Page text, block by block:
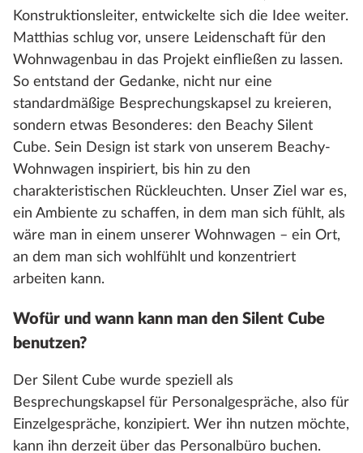
Konstruktionsleiter, entwickelte sich die Idee weiter.
Matthias schlug vor, unsere Leidenschaft für den
Wohnwagenbau in das Projekt einfließen zu lassen.
So entstand der Gedanke, nicht nur eine
standardmäßige Besprechungskapsel zu kreieren,
sondern etwas Besonderes: den Beachy Silent
Cube. Sein Design ist stark von unserem Beachy-
Wohnwagen inspiriert, bis hin zu den
charakteristischen Rückleuchten. Unser Ziel war es,
ein Ambiente zu schaffen, in dem man sich fühlt, als
wäre man in einem unserer Wohnwagen – ein Ort,
an dem man sich wohlfühlt und konzentriert
arbeiten kann.
Wofür und wann kann man den Silent Cube
benutzen?
Der Silent Cube wurde speziell als
Besprechungskapsel für Personalgespräche, also für
Einzelgespräche, konzipiert. Wer ihn nutzen möchte,
kann ihn derzeit über das Personalbüro buchen.